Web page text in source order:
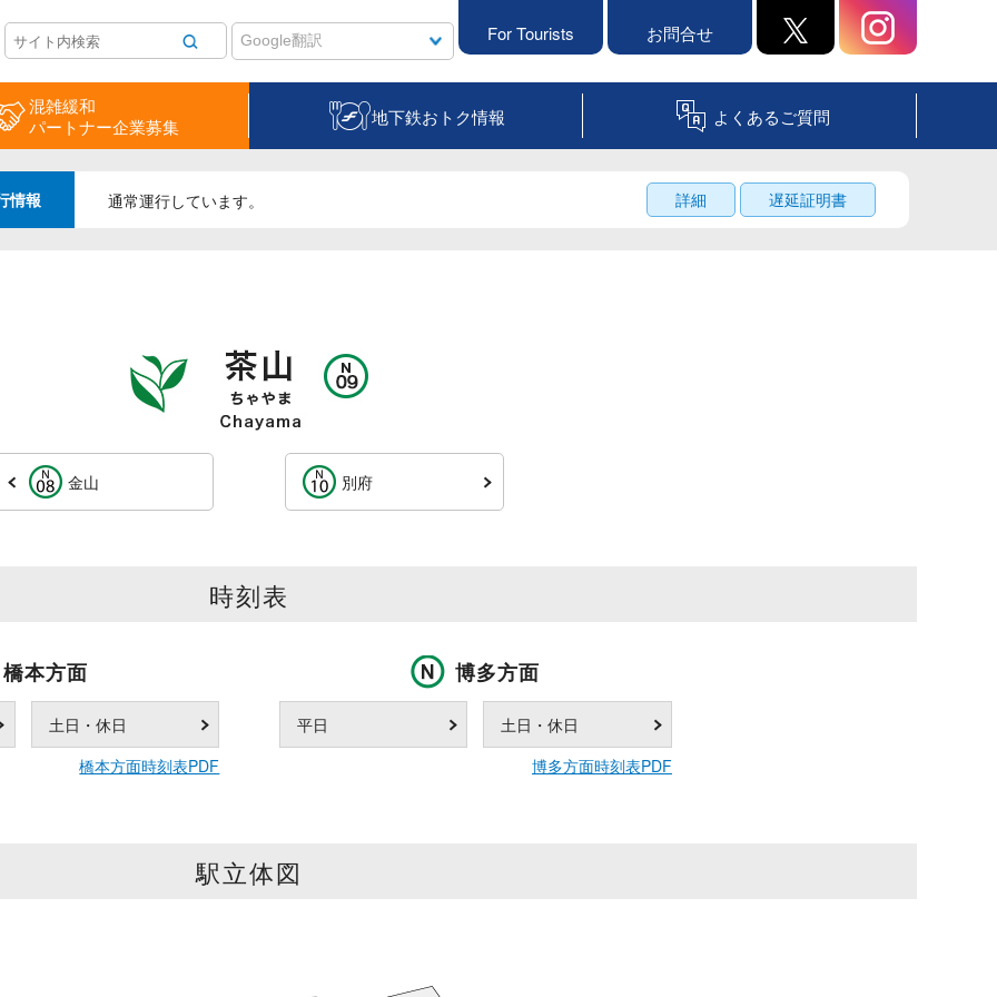
For Tourists お問合せ
混雑緩和
パートナー企業募集
地下鉄おトク情報 よくあるご質問
情報 通常運行しています。 詳細 遅延証明書
金山 別府
時刻表
橋本方面
土日・休日
橋本方面時刻表PDF
博多方面
平日
土日・休日
博多方面時刻表PDF
駅立体図